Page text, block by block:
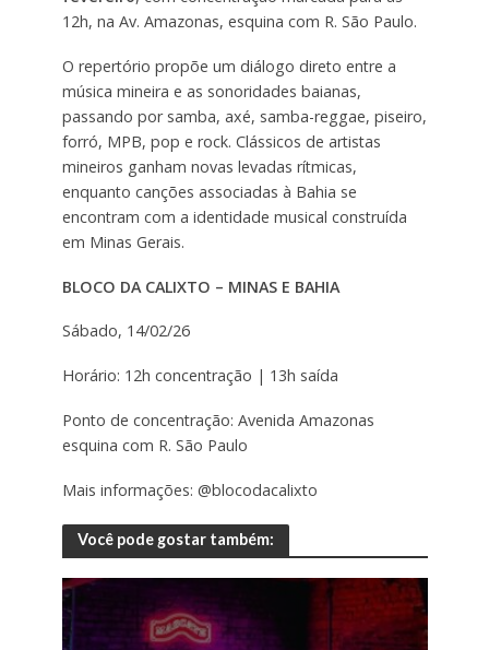
12h, na Av. Amazonas, esquina com R. São Paulo.
O repertório propõe um diálogo direto entre a
música mineira e as sonoridades baianas,
passando por samba, axé, samba-reggae, piseiro,
forró, MPB, pop e rock. Clássicos de artistas
mineiros ganham novas levadas rítmicas,
enquanto canções associadas à Bahia se
encontram com a identidade musical construída
em Minas Gerais.
BLOCO DA CALIXTO – MINAS E BAHIA
Sábado, 14/02/26
Horário: 12h concentração | 13h saída
Ponto de concentração: Avenida Amazonas
esquina com R. São Paulo
Mais informações: @blocodacalixto
Você pode gostar também: